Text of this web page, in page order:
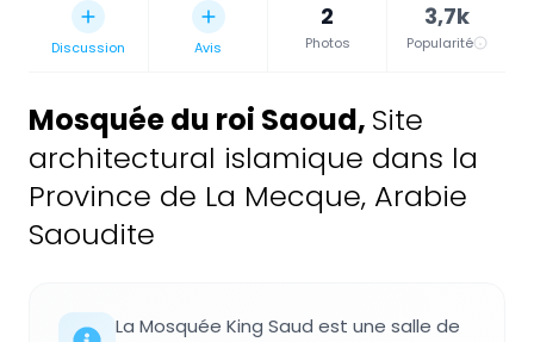
Discussion Avis
2
Photos
3,7k
Popularité
Mosquée du roi Saoud, Site
architectural islamique dans la
Province de La Mecque, Arabie
Saoudite
La Mosquée King Saud est une salle de